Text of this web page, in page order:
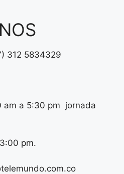
312 5834329
am a 5:30 pm jornada
pm.